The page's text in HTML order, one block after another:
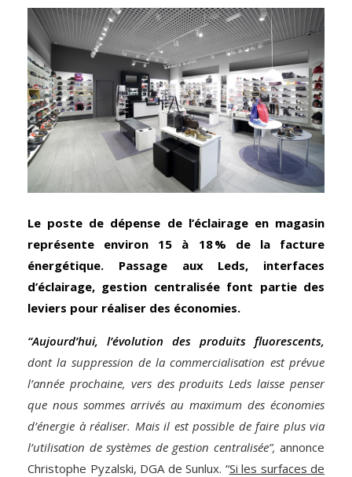
Le poste de dépense de l’éclairage en magasin
représente environ 15 à 18 % de la facture
énergétique. Passage aux Leds, interfaces
d’éclairage, gestion centralisée font partie des
leviers pour réaliser des économies.
“Aujourd’hui, l’évolution des produits fluorescents,
dont la suppression de la commercialisation est prévue
l’année prochaine, vers des produits Leds laisse penser
que nous sommes arrivés au maximum des économies
d’énergie à réaliser. Mais il est possible de faire plus via
l’utilisation de systèmes de gestion centralisée”, annonce
Christophe Pyzalski, DGA de Sunlux. “Si les surfaces de